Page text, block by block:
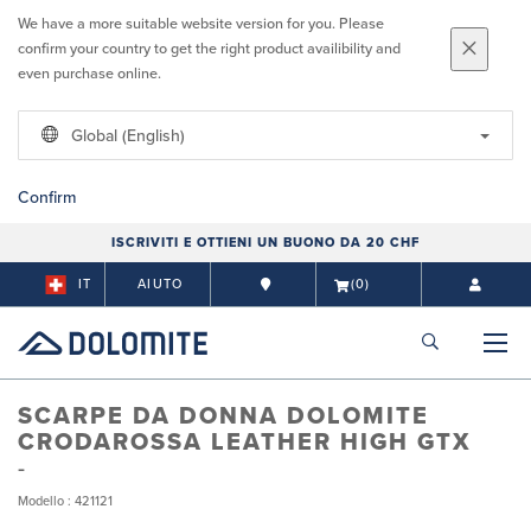
We have a more suitable website version for you. Please
confirm your country to get the right product availibility and
even purchase online.
Global (English)
Confirm
ISCRIVITI E OTTIENI UN BUONO DA 20 CHF
IT AIUTO (0)
SCARPE DA DONNA DOLOMITE
CRODAROSSA LEATHER HIGH GTX
Modello : 421121